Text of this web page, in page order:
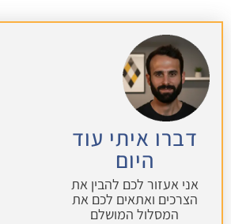
דברו איתי עוד
היום
אני אעזור לכם להבין את
הצרכים ואתאים לכם את
המסלול המושלם